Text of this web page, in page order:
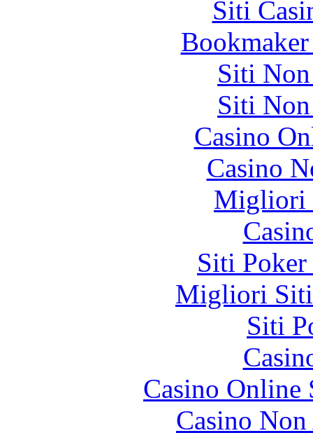
Siti
Siti
Siti
Casino
Casino
Migliori
Siti
Migliori Siti
Siti
Casino
Casino